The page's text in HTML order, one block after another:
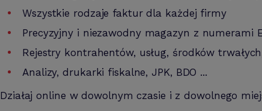
Wszystkie rodzaje faktur dla każdej firmy
Precyzyjny i niezawodny magazyn z numerami
Rejestry kontrahentów, usług, środków
Analizy, drukarki fiskalne, JPK, BDO ...
Działaj online w dowolnym czasie i z dowolnego